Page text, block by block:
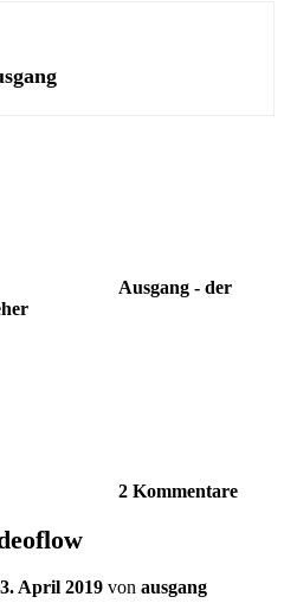
Ausgang - der
2 Kommentare
3. April 2019 von ausgang